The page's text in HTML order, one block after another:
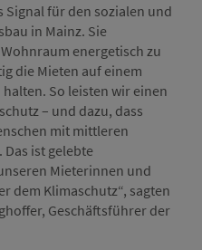
Signal für den sozialen und
in Mainz. Sie
energetisch zu
die Mieten auf einem
So leisten wir einen
– und dazu, dass
mit mittleren
ist gelebte
Mieterinnen und
dem Klimaschutz“, sagten
Geschäftsführer der